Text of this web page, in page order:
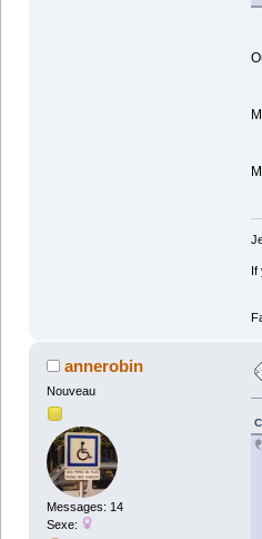
If
annerobin
Nouveau
Messages: 14
Sexe: